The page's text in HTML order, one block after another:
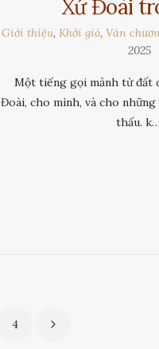
Xứ Đoài
Giới thiệu, Khởi gió,Văn
2025
Một tiếng gọi mảnh từ đất
Đoài, cho mình, và cho
thấu.
4